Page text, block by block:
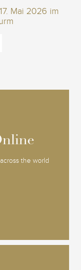
Mai 2026 im
the world